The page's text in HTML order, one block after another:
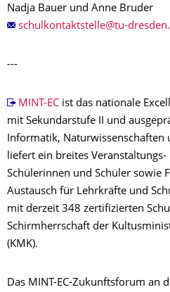
Nadja Bauer und Anne Bruder
---
MINT-ECist das nationale
mit Sekundarstufe II und
Informatik, Naturwissenschaften
liefert ein breites
Schülerinnen und Schüler sowie
Austausch für Lehrkräfte und
mit derzeit 348 zertifizierten
Schirmherrschaft der
(KMK).
Das MINT-EC-Zukunftsforum an